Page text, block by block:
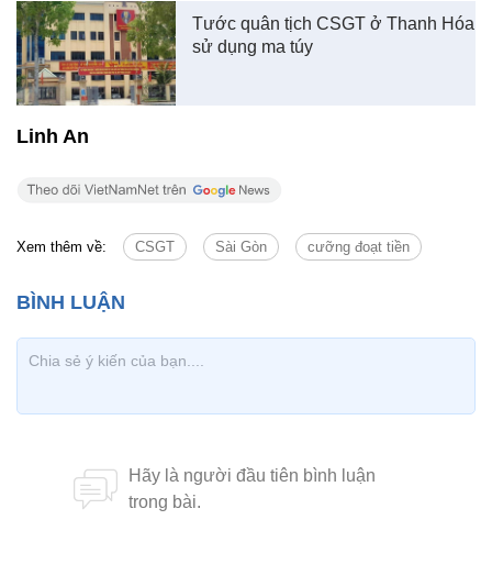
Tước quân tịch CSGT ở Thanh Hóa
sử dụng ma túy
Linh An
Xem thêm về: CSGT Sài Gòn cưỡng đoạt tiền